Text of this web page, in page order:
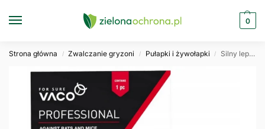
0
Strona główna / Zwalczanie gryzoni / Pułapki i żywołapki / Silny lep na myszy i szczury VACO PRO 21x15cm